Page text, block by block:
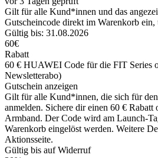
Gilt für alle Kund*innen und das
Gutscheincode direkt im Warenkorb ein,
Gültig bis: 31.08.2026
60€
Rabatt
60 € HUAWEI Code für die FIT Series
Newsletterabo)
Gutschein anzeigen
Gilt für alle Kund*innen, die sich für
anmelden. Sichere dir einen 60 € Rabatt
Armband. Der Code wird am Launch-
Warenkorb eingelöst werden. Weitere
Aktionsseite.
Gültig bis auf Widerruf